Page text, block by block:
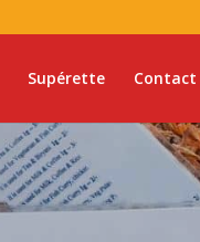
Supérette Contact